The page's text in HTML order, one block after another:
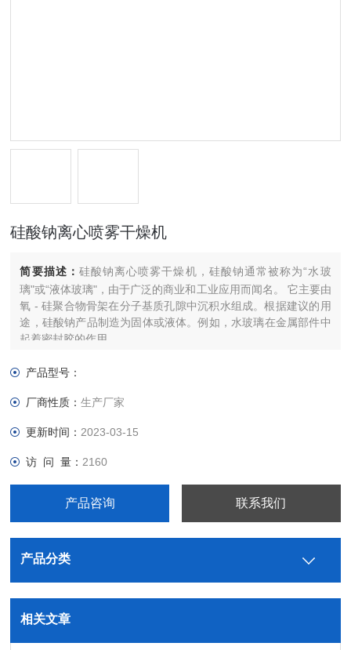
硅酸钠离心喷雾干燥机
简要描述： 硅酸钠离心喷雾干燥机，硅酸钠通常被称为“水玻
璃"或“液体玻璃"，由于广泛的商业和工业应用而闻名。 它主要由
氧 - 硅聚合物骨架在分子基质孔隙中沉积水组成。根据建议的用
途，硅酸钠产品制造为固体或液体。例如，水玻璃在金属部件中
起着密封胶的作用。
产品型号：
厂商性质：生产厂家
更新时间： 2023-03-15
访 问 量： 2160
产品咨询 联系我们
产品分类
相关文章